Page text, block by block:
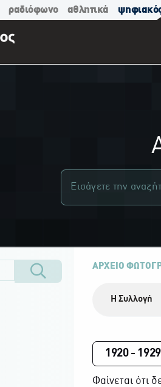
ραδιόφωνο αθλητικά
ΑΡΧΕΙΟ
Η Συλλογή
1920 - 1929
Φαίνεται ότι